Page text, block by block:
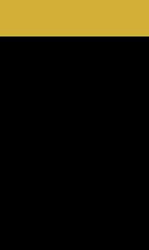
direct